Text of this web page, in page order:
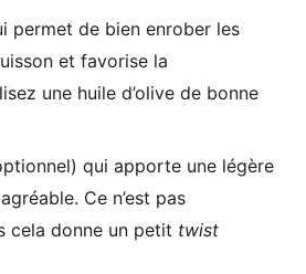
permet de bien enrober les
et favorise la
une huile d’olive de bonne
qui apporte une légère
Ce n’est pas
cela donne un petit twist